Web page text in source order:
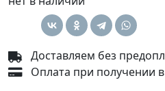
Доставляем без
Оплата при получении